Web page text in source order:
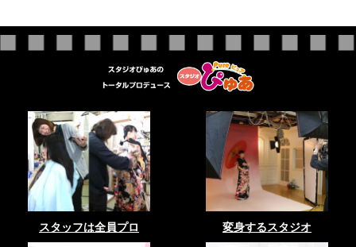
スタッフは全員プロ 変身するスタジオ